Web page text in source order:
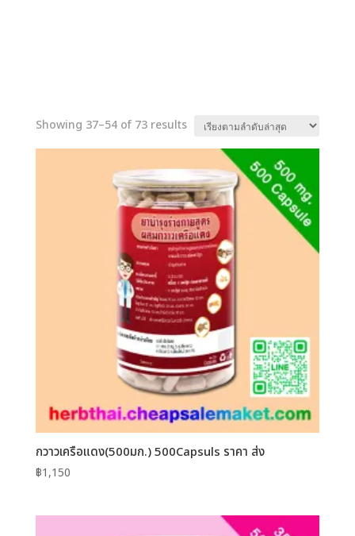
Showing 37–54 of 73 resultsSorted
กวาวเครือแดง(500มก.) 500Capsuls ราคา ส่ง
฿1,150